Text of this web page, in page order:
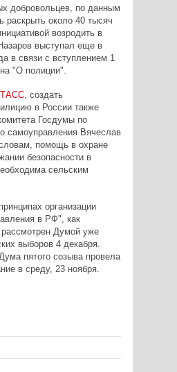
добровольцев, по данным
раскрыть около 40 тысяч
возродить в
выступал еще в
в связи с вступлением 1
"О полиции".
, создать
в России также
Госдумы по
самоуправления Вячеслав
помощь в охране
безопасности в
сельским
организации
в РФ", как
Думой уже
выборов 4 декабря.
пятого созыва провела
в среду, 23 ноября.